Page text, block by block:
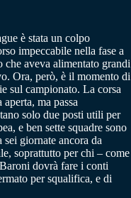
è stata un colpo
impeccabile nella fase a
aveva alimentato grandi
Ora, però, è il momento di
sul campionato. La corsa
ma passa
solo due posti utili per
e ben sette squadre sono
giornate ancora da
soprattutto per chi – come
dovrà fare i conti
per squalifica, e di